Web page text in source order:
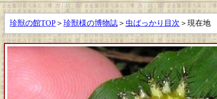
珍獣の館TOP ＞ 珍獣様の博物誌 ＞ 虫ばっかり目次 ＞現在地